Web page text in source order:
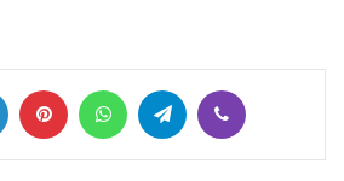
LinkedIn Pinterest WhatsAppTelegram